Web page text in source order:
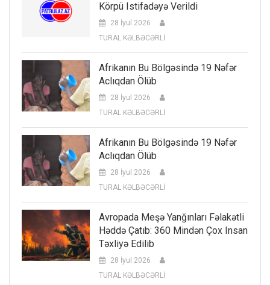
Körpü Istifadəyə Verildi
28 İyul 2026
TURAL KƏLBƏCƏRLİ
Afrikanın Bu Bölgəsində 19 Nəfər
Aclıqdan Ölüb
28 İyul 2026
TURAL KƏLBƏCƏRLİ
Afrikanın Bu Bölgəsində 19 Nəfər
Aclıqdan Ölüb
28 İyul 2026
TURAL KƏLBƏCƏRLİ
Avropada Meşə Yanğınları Fəlakətli
Həddə Çatıb: 360 Mindən Çox Insan
Təxliyə Edilib
28 İyul 2026
TURAL KƏLBƏCƏRLİ